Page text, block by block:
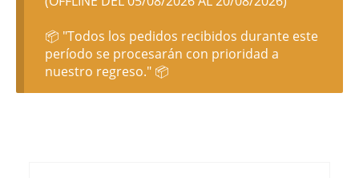
📦 "Todos los pedidos recibidos durante este
período se procesarán con prioridad a
nuestro regreso." 📦